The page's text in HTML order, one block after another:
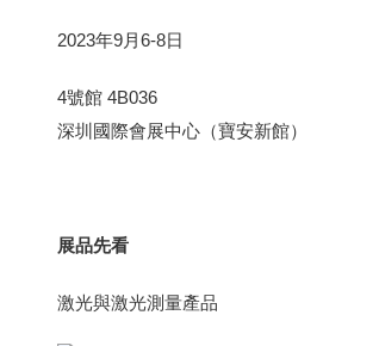
2023年9月6-8日
4號館 4B036
深圳國際會展中心（寶安新館）
展品先看
激光與激光測量產品